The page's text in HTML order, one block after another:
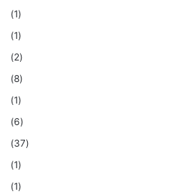
(1)
(1)
(2)
(8)
(1)
(6)
(37)
(1)
(1)